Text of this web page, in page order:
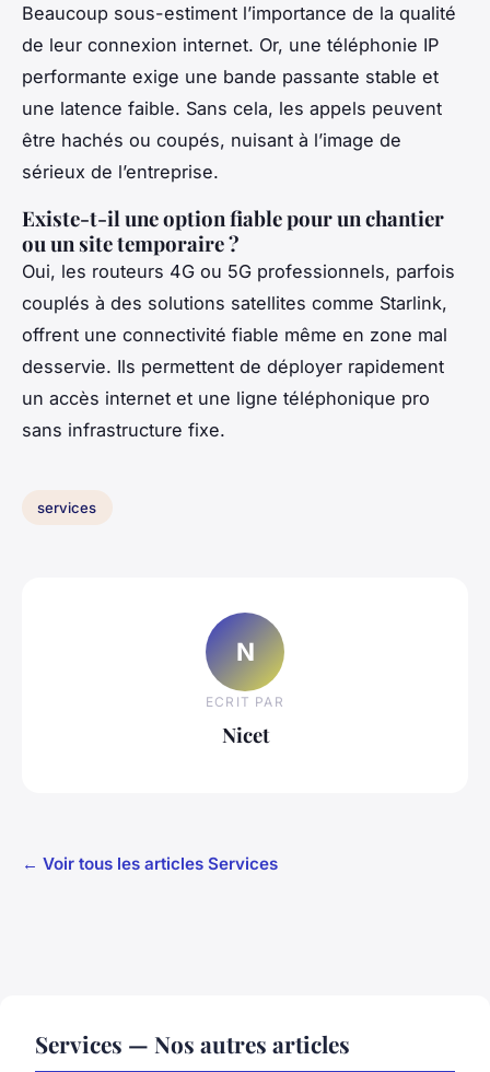
Beaucoup sous-estiment l’importance de la qualité
de leur connexion internet. Or, une téléphonie IP
performante exige une bande passante stable et
une latence faible. Sans cela, les appels peuvent
être hachés ou coupés, nuisant à l’image de
sérieux de l’entreprise.
Existe-t-il une option fiable pour un chantier
ou un site temporaire ?
Oui, les routeurs 4G ou 5G professionnels, parfois
couplés à des solutions satellites comme Starlink,
offrent une connectivité fiable même en zone mal
desservie. Ils permettent de déployer rapidement
un accès internet et une ligne téléphonique pro
sans infrastructure fixe.
services
N
ECRIT PAR
Nicet
← Voir tous les articles Services
Services — Nos autres articles